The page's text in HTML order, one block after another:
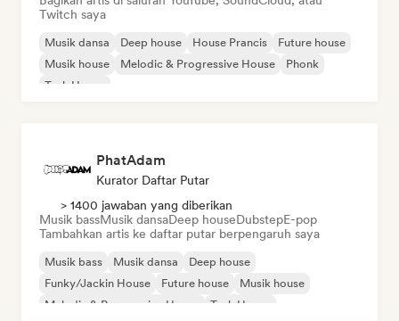
Twitch saya
Musik dansa Deep house House Prancis
Future house
Musik house
Melodic & Progressive House
Phonk
Tech House
PhatAdam
Kurator Daftar Putar
> 1400 jawaban yang diberikan
Musik bassMusik dansaDeep houseDubstepE-pop
Tambahkan artis ke daftar putar berpengaruh saya
Musik bass Musik dansa
Deep house
Funky/Jackin House
Future house
Musik house
Melodic & Progressive House
Tech House